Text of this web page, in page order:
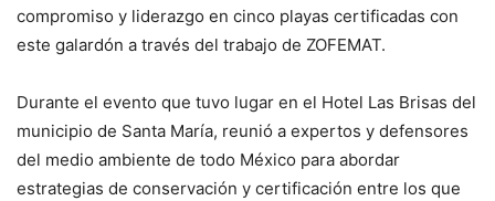
compromiso y liderazgo en cinco playas certificadas con
este galardón a través del trabajo de ZOFEMAT.
Durante el evento que tuvo lugar en el Hotel Las Brisas del
municipio de Santa María, reunió a expertos y defensores
del medio ambiente de todo México para abordar
estrategias de conservación y certificación entre los que